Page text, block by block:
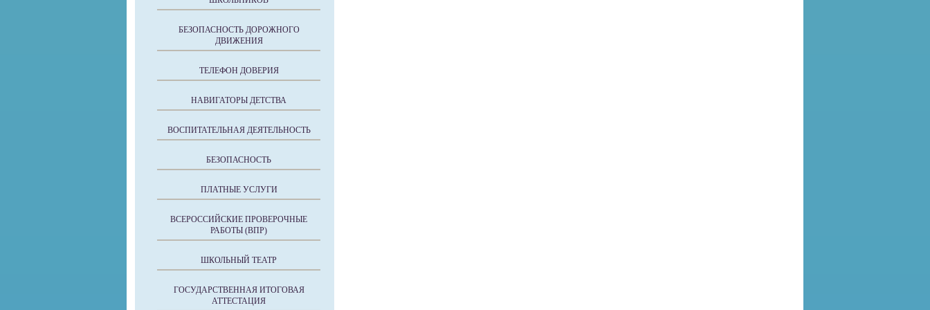
БЕЗОПАСНОСТЬ ДОРОЖНОГО
ДВИЖЕНИЯ
ТЕЛЕФОН ДОВЕРИЯ
НАВИГАТОРЫ ДЕТСТВА
ВОСПИТАТЕЛЬНАЯ ДЕЯТЕЛЬНОСТЬ
БЕЗОПАСНОСТЬ
ПЛАТНЫЕ УСЛУГИ
ВСЕРОССИЙСКИЕ ПРОВЕРОЧНЫЕ
РАБОТЫ (ВПР)
ШКОЛЬНЫЙ ТЕАТР
ГОСУДАРСТВЕННАЯ ИТОГОВАЯ
АТТЕСТАЦИЯ